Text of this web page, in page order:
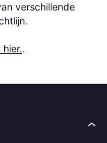
verschillende
hier..